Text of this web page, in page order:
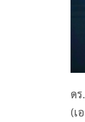
ด
(เ